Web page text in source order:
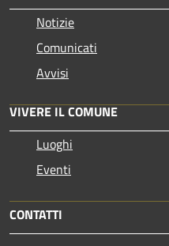
Notizie
Comunicati
Avvisi
VIVERE IL COMUNE
Luoghi
Eventi
CONTATTI